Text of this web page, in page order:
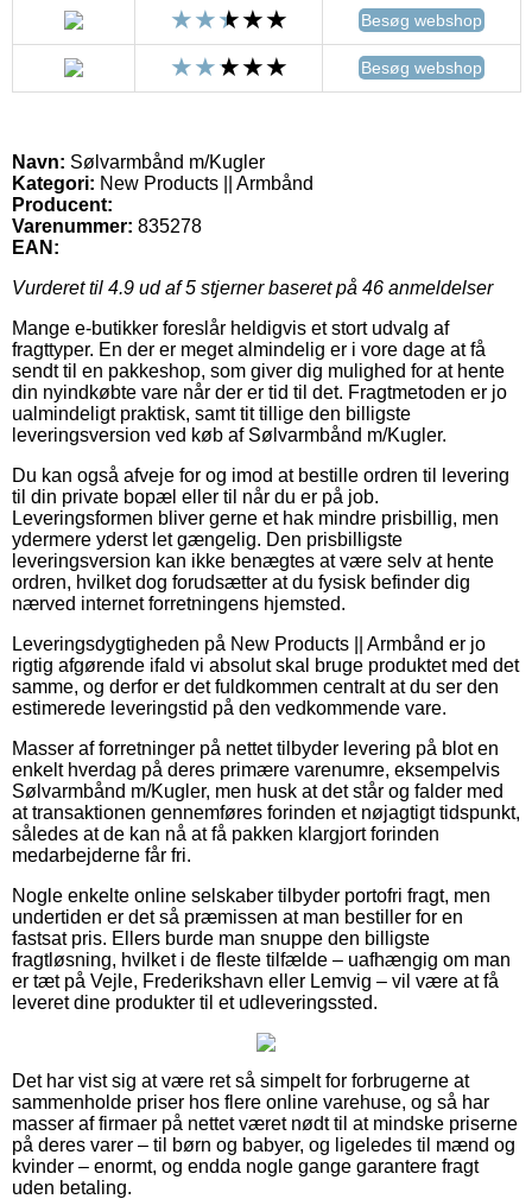
Besøg webshop
Besøg webshop
Navn: Sølvarmbånd m/Kugler
Kategori: New Products || Armbånd
Producent:
Varenummer: 835278
EAN:
Vurderet til 4.9 ud af 5 stjerner baseret på 46 anmeldelser
Mange e-butikker foreslår heldigvis et stort udvalg af
fragttyper. En der er meget almindelig er i vore dage at få
sendt til en pakkeshop, som giver dig mulighed for at hente
din nyindkøbte vare når der er tid til det. Fragtmetoden er jo
ualmindeligt praktisk, samt tit tillige den billigste
leveringsversion ved køb af Sølvarmbånd m/Kugler.
Du kan også afveje for og imod at bestille ordren til levering
til din private bopæl eller til når du er på job.
Leveringsformen bliver gerne et hak mindre prisbillig, men
ydermere yderst let gængelig. Den prisbilligste
leveringsversion kan ikke benægtes at være selv at hente
ordren, hvilket dog forudsætter at du fysisk befinder dig
nærved internet forretningens hjemsted.
Leveringsdygtigheden på New Products || Armbånd er jo
rigtig afgørende ifald vi absolut skal bruge produktet med det
samme, og derfor er det fuldkommen centralt at du ser den
estimerede leveringstid på den vedkommende vare.
Masser af forretninger på nettet tilbyder levering på blot en
enkelt hverdag på deres primære varenumre, eksempelvis
Sølvarmbånd m/Kugler, men husk at det står og falder med
at transaktionen gennemføres forinden et nøjagtigt tidspunkt,
således at de kan nå at få pakken klargjort forinden
medarbejderne får fri.
Nogle enkelte online selskaber tilbyder portofri fragt, men
undertiden er det så præmissen at man bestiller for en
fastsat pris. Ellers burde man snuppe den billigste
fragtløsning, hvilket i de fleste tilfælde – uafhængig om man
er tæt på Vejle, Frederikshavn eller Lemvig – vil være at få
leveret dine produkter til et udleveringssted.
Det har vist sig at være ret så simpelt for forbrugerne at
sammenholde priser hos flere online varehuse, og så har
masser af firmaer på nettet været nødt til at mindske priserne
på deres varer – til børn og babyer, og ligeledes til mænd og
kvinder – enormt, og endda nogle gange garantere fragt
uden betaling.